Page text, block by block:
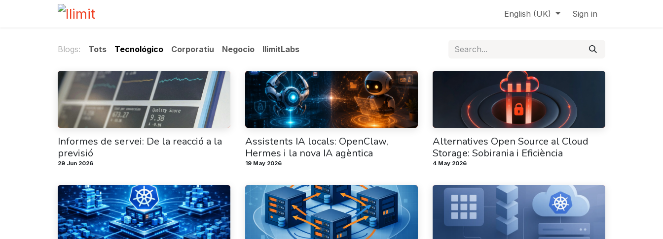
English (UK) Sign in
Blogs: Tots Tecnológico Corporatiu Negocio IlimitLabs
Informes de servei: De la reacció a la
previsió
29 Jun 2026
Assistents IA locals: OpenClaw,
Hermes i la nova IA agèntica
19 May 2026
Alternatives Open Source al Cloud
Storage: Sobirania i Eficiència
4 May 2026